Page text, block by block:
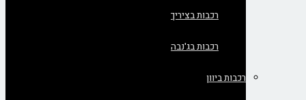
רכבות בציריך
רכבות בג'נבה
רכבות ביוון